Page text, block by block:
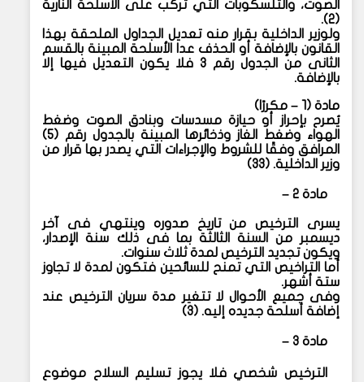
الصوت، والتلسكوبات التي تركب على الأسلحة النارية
(٢).
ولوزير الداخلية بقرار منه تعديل الجداول الملحقة بهذا
القانون بالإضافة أو الحذف عدا الأسلحة المبينة بالقسم
الثانى من الجدول رقم ٣ فلا يكون التعديل فيها إلا
بالإضافة.
مادة (١ – مكررًا)
يُصرح بإحراز أو حيازة مسدسات وبنادق الصوت وضغط
الهواء وضغط الغاز وذخائرها المبينة بالجدول رقم (٥)
المرافق وفقًا للشروط والإجراءات التي يصدر بها قرار من
وزير الداخلية. (٣٣)
مادة ٢ –
يسرى الترخيص من تاريخ صدوره وينتهي فى آخر
ديسمبر من السنة الثالثة بما فى ذلك سنة الإصدار،
ويكون تجديد الترخيص لمدة ثلاث سنوات.
أما التراخيص التي تمنح للسائحين فتكون لمدة لا تجاوز
ستة أشهر.
وفى جميع الأحوال لا تتغير مدة سريان الترخيص عند
إضافة أسلحة جديده إليه. (٣)
مادة ٣ –
الترخيص شخصي فلا يجوز تسليم السلاح موضوع